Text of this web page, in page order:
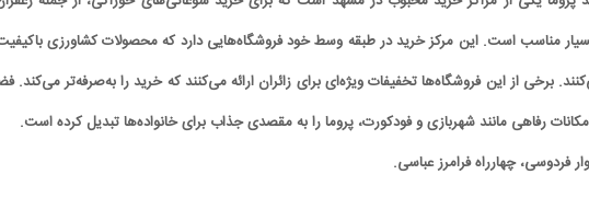
مناسب است. این مرکز خرید در طبقه وسط خود فروشگاه‌هایی دارد که محصولات کشاورزی
برخی از این فروشگاه‌ها تخفیفات ویژه‌ای برای زائران ارائه می‌کنند که خرید را به‌صرفه‌تر می‌کند.
رفاهی مانند شهربازی و فودکورت، پروما را به مقصدی جذاب برای خانواده‌ها تبدیل کرده است.
فردوسی، چهارراه فرامرز عباسی.